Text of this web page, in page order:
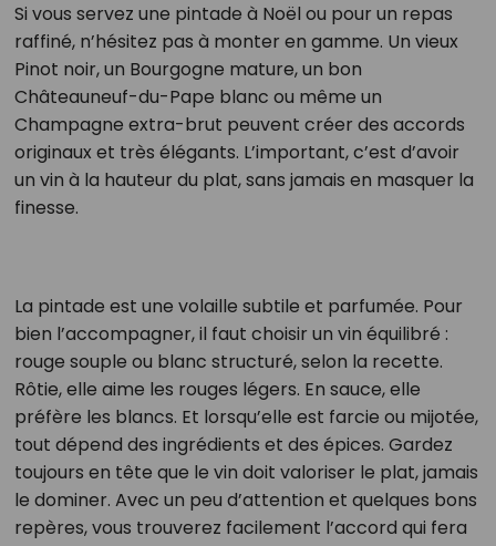
Si vous servez une pintade à Noël ou pour un repas
raffiné, n’hésitez pas à monter en gamme. Un vieux
Pinot noir, un Bourgogne mature, un bon
Châteauneuf-du-Pape blanc ou même un
Champagne extra-brut peuvent créer des accords
originaux et très élégants. L’important, c’est d’avoir
un vin à la hauteur du plat, sans jamais en masquer la
finesse.
La pintade est une volaille subtile et parfumée. Pour
bien l’accompagner, il faut choisir un vin équilibré :
rouge souple ou blanc structuré, selon la recette.
Rôtie, elle aime les rouges légers. En sauce, elle
préfère les blancs. Et lorsqu’elle est farcie ou mijotée,
tout dépend des ingrédients et des épices. Gardez
toujours en tête que le vin doit valoriser le plat, jamais
le dominer. Avec un peu d’attention et quelques bons
repères, vous trouverez facilement l’accord qui fera